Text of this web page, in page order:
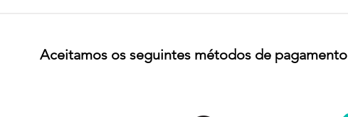
Aceitamos os seguintes métodos de pagamento